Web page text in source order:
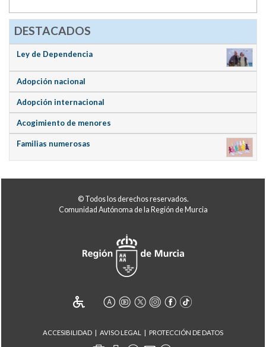
DESTACADOS
Ley de Dependencia
Adopción nacional
Adopción internacional
Acogimiento de menores
Familias numerosas
© Todos los derechos reservados.
Comunidad Autónoma de la Región de Murcia
ACCESIBILIDAD AVISO LEGAL PROTECCIÓN DE DATOS